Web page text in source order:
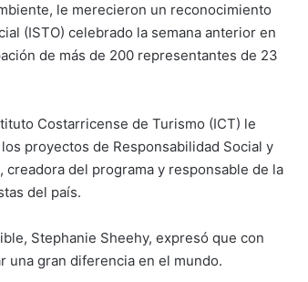
le merecieron un reconocimiento
(ISTO) celebrado la semana anterior en
de más de 200 representantes de 23
Costarricense de Turismo (ICT) le
proyectos de Responsabilidad Social y
del programa y responsable de la
del país.
Stephanie Sheehy, expresó que con
una gran diferencia en el mundo.